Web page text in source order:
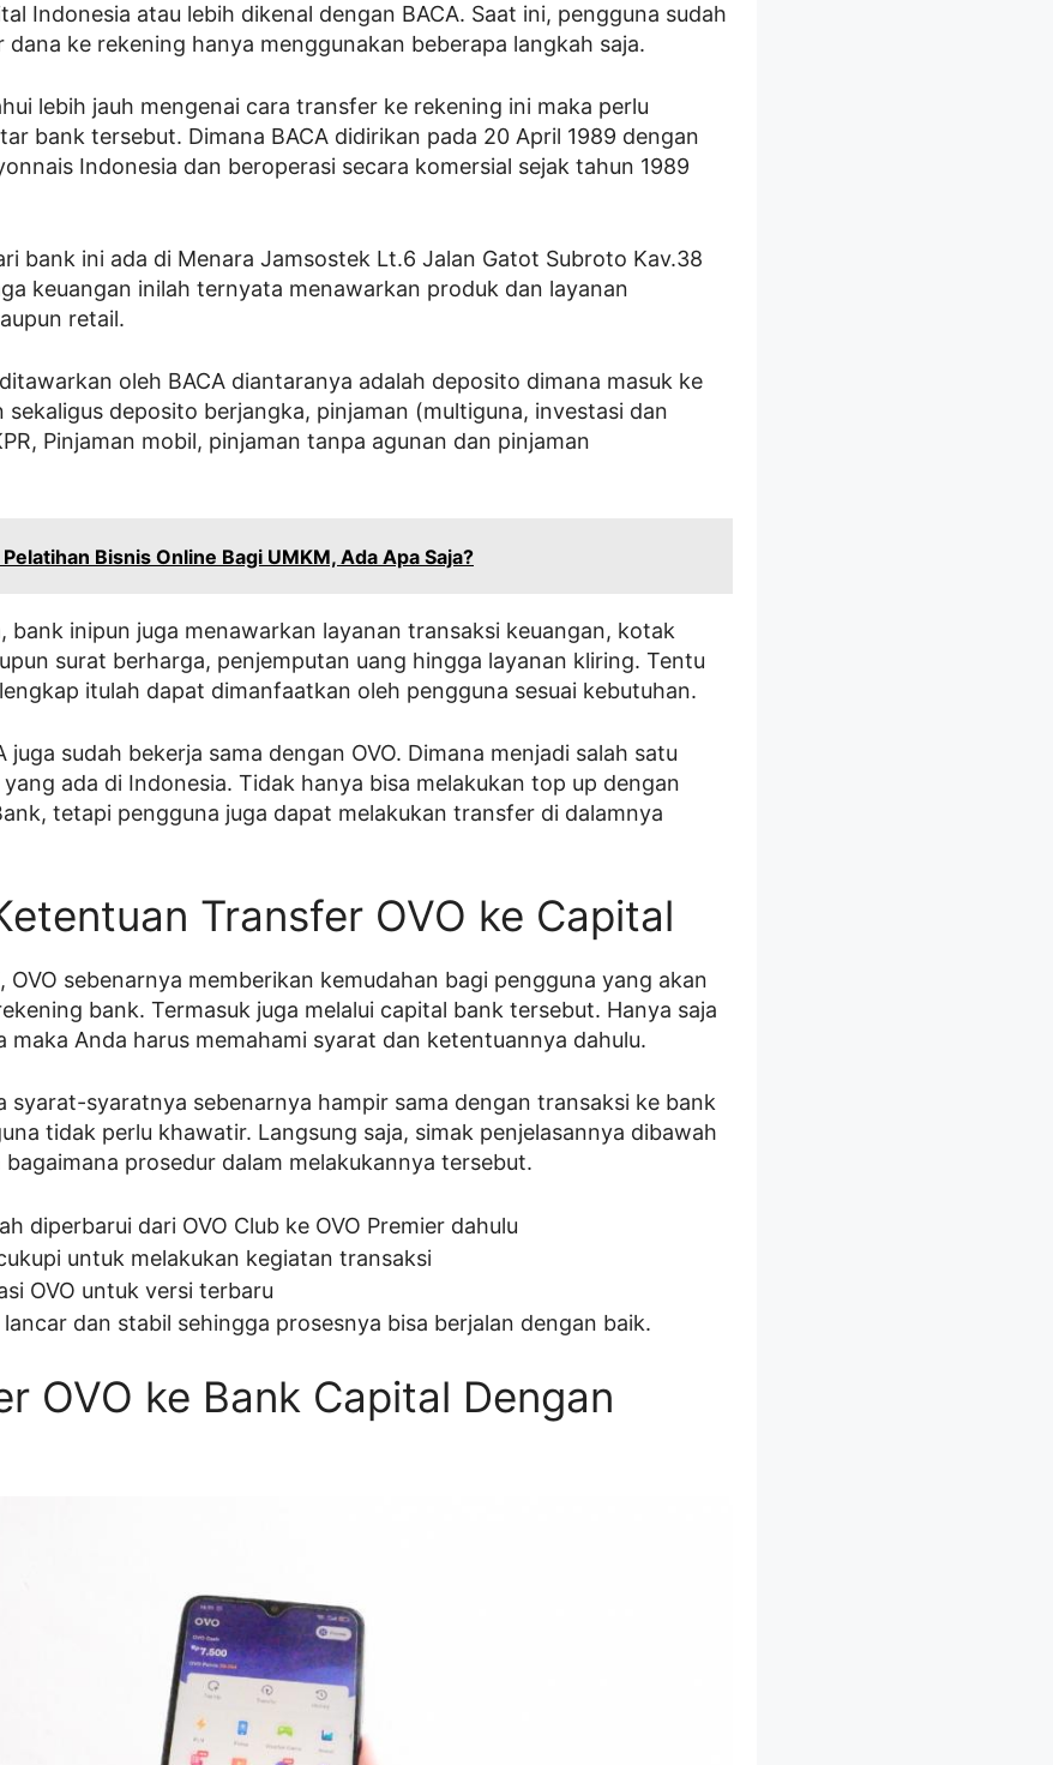
Indonesia atau lebih dikenal dengan BACA. Saat ini, pengguna sudah
ke rekening hanya menggunakan beberapa langkah saja.
lebih jauh mengenai cara transfer ke rekening ini maka perlu
bank tersebut. Dimana BACA didirikan pada 20 April 1989 dengan
Indonesia dan beroperasi secara komersial sejak tahun 1989
bank ini ada di Menara Jamsostek Lt.6 Jalan Gatot Subroto Kav.38
keuangan inilah ternyata menawarkan produk dan layanan
retail.
oleh BACA diantaranya adalah deposito dimana masuk ke
deposito berjangka, pinjaman (multiguna, investasi dan
Pinjaman mobil, pinjaman tanpa agunan dan pinjaman
Bisnis Online Bagi UMKM, Ada Apa Saja?
bank inipun juga menawarkan layanan transaksi keuangan, kotak
surat berharga, penjemputan uang hingga layanan kliring. Tentu
itulah dapat dimanfaatkan oleh pengguna sesuai kebutuhan.
juga sudah bekerja sama dengan OVO. Dimana menjadi salah satu
ada di Indonesia. Tidak hanya bisa melakukan top up dengan
tetapi pengguna juga dapat melakukan transfer di dalamnya
Transfer OVO ke Capital
OVO sebenarnya memberikan kemudahan bagi pengguna yang akan
bank. Termasuk juga melalui capital bank tersebut. Hanya saja
maka Anda harus memahami syarat dan ketentuannya dahulu.
syarat-syaratnya sebenarnya hampir sama dengan transaksi ke bank
tidak perlu khawatir. Langsung saja, simak penjelasannya dibawah
prosedur dalam melakukannya tersebut.
diperbarui dari OVO Club ke OVO Premier dahulu
untuk melakukan kegiatan transaksi
OVO untuk versi terbaru
dan stabil sehingga prosesnya bisa berjalan dengan baik.
OVO ke Bank Capital Dengan